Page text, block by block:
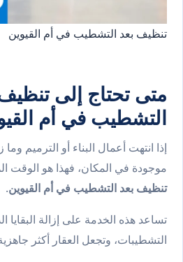
تنظيف بعد التشطيب في أم القيوين
متى تحتاج إلى
التشطيب في أم
إذا انتهت أعمال البناء أو الترميم وما
موجودة في المكان، فهذا هو
تنظيف بعد التشطيب في أم القيوين.
تساعد هذه الخدمة على إزالة البقايا
التشطيبات، وتجعل العقار أكثر